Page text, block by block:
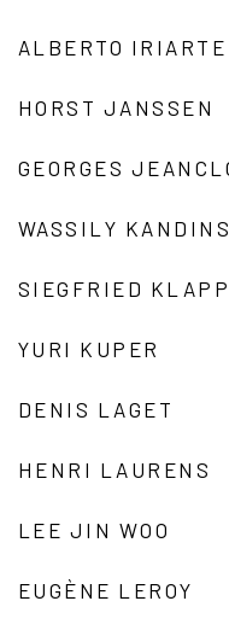
ALBERTO IRIARTE
HORST JANSSEN
GEORGES
WASSILY
SIEGFRIED
YURI KUPER
DENIS LAGET
HENRI LAURENS
LEE JIN WOO
EUGÈNE LEROY